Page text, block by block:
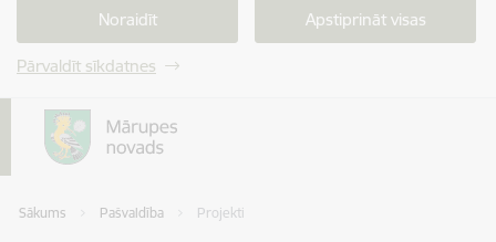
Noraidīt Apstiprināt visas
Pārvaldīt sīkdatnes
Sākums Pašvaldība Projekti